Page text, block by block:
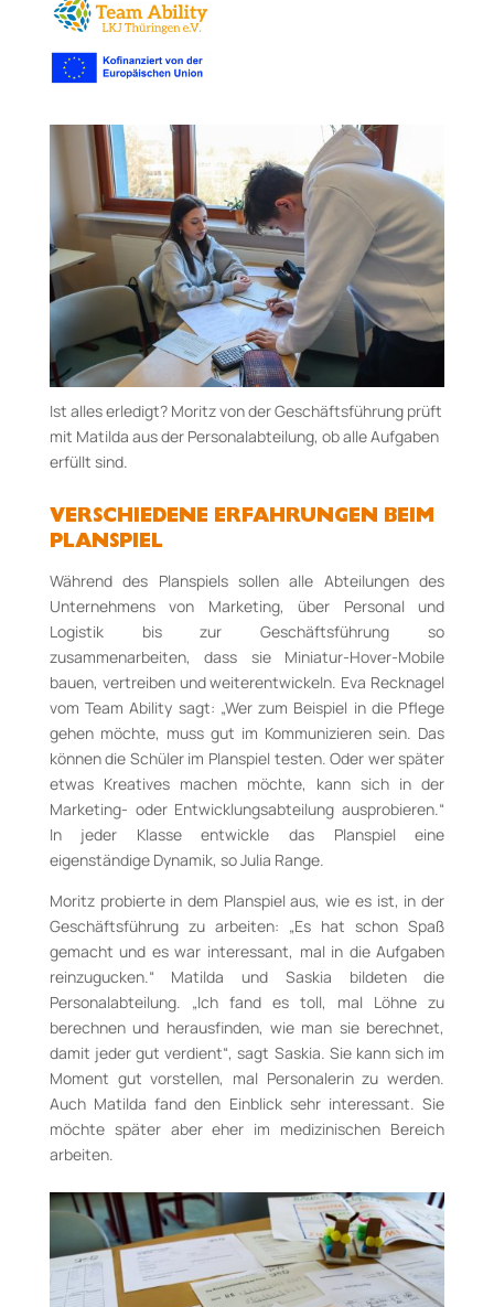
Ist alles erledigt? Moritz von der Geschäftsführung prüft
mit Matilda aus der Personalabteilung, ob alle Aufgaben
erfüllt sind.
VERSCHIEDENE ERFAHRUNGEN BEIM
PLANSPIEL
Während des Planspiels sollen alle Abteilungen des
Unternehmens von Marketing, über Personal und
Logistik bis zur Geschäftsführung so
zusammenarbeiten, dass sie Miniatur-Hover-Mobile
bauen, vertreiben und weiterentwickeln. Eva Recknagel
vom Team Ability sagt: „Wer zum Beispiel in die Pflege
gehen möchte, muss gut im Kommunizieren sein. Das
können die Schüler im Planspiel testen. Oder wer später
etwas Kreatives machen möchte, kann sich in der
Marketing- oder Entwicklungsabteilung ausprobieren.“
In jeder Klasse entwickle das Planspiel eine
eigenständige Dynamik, so Julia Range.
Moritz probierte in dem Planspiel aus, wie es ist, in der
Geschäftsführung zu arbeiten: „Es hat schon Spaß
gemacht und es war interessant, mal in die Aufgaben
reinzugucken.“ Matilda und Saskia bildeten die
Personalabteilung. „Ich fand es toll, mal Löhne zu
berechnen und herausfinden, wie man sie berechnet,
damit jeder gut verdient“, sagt Saskia. Sie kann sich im
Moment gut vorstellen, mal Personalerin zu werden.
Auch Matilda fand den Einblick sehr interessant. Sie
möchte später aber eher im medizinischen Bereich
arbeiten.